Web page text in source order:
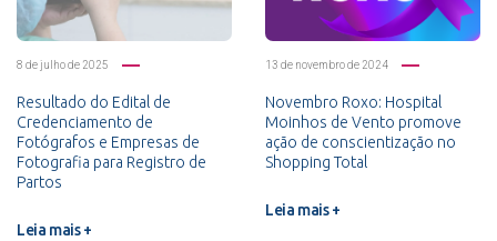
8 de julho de 2025
Resultado do Edital de
Credenciamento de
Fotógrafos e Empresas de
Fotografia para Registro de
Partos
Leia mais +
13 de novembro de 2024
Novembro Roxo: Hospital
Moinhos de Vento promove
ação de conscientização no
Shopping Total
Leia mais +